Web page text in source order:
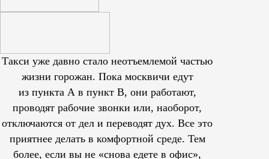
Такси уже давно стало неотъемлемой частью
жизни горожан. Пока москвичи едут
из пункта А в пункт В, они работают,
проводят рабочие звонки или, наоборот,
отключаются от дел и переводят дух. Все это
приятнее делать в комфортной среде. Тем
более, если вы не «снова едете в офис»,